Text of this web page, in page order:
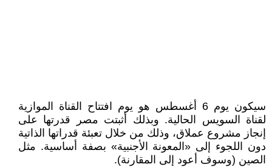
سيكون يوم 6 أغسطس هو يوم افتتاح القناة الموازية
لقناة السويس الحالية. وبذلك أثبتت مصر قدرتها على
إنجاز مشروع عملاق، وذلك من خلال تعبئة قدراتها الذاتية
دون اللجوء إلى «المعونة الأجنبية» بصفة أساسية. مثل
الصين (وسوف أعود إلى المقارنة).